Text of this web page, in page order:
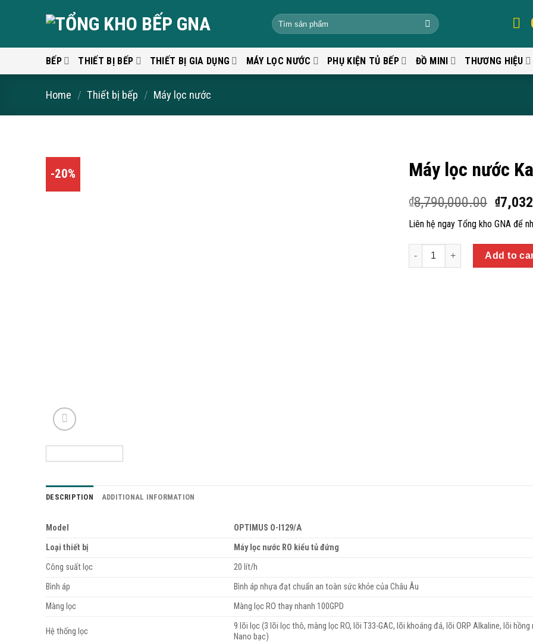
BẾP THIẾT BỊ BẾP THIẾT BỊ GIA DỤNG MÁY LỌC NƯỚC PHỤ KIỆN TỦ BẾP ĐỒ MINI THƯƠNG HIỆU
Home / Thiết bị bếp / Máy lọc nước
-20% Máy lọc nước
₫8,790,000.00 ₫
Liên hệ ngay Tổng kho GNA để
Quantity
Add to
DESCRIPTION ADDITIONAL INFORMATION
Model
OPTIMUS O-I129/A
Loại thiết bị
Máy lọc nước RO kiểu tủ đứng
Công suất lọc
20 lít/h
Bình áp
Bình áp nhựa đạt chuẩn an toàn sức khỏe của Châu Âu
Màng lọc
Màng lọc RO thay nhanh 100GPD
Hệ thống lọc
9 lõi lọc (3 lõi lọc thô, màng lọc RO, lõi T33-GAC, lõi khoáng đá, lõi ORP Alkaline, lõi
Nano bạc)